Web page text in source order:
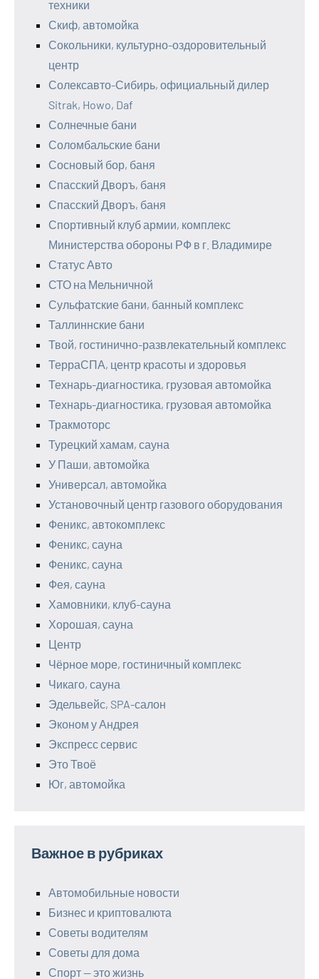
техники
Скиф, автомойка
Сокольники, культурно-оздоровительный
центр
Солексавто-Сибирь, официальный дилер
Sitrak, Howo, Daf
Солнечные бани
Соломбальские бани
Сосновый бор, баня
Спасский Дворъ, баня
Спасский Дворъ, баня
Спортивный клуб армии, комплекс
Министерства обороны РФ в г. Владимире
Статус Авто
СТО на Мельничной
Сульфатские бани, банный комплекс
Таллиннские бани
Твой, гостинично-развлекательный комплекс
ТерраСПА, центр красоты и здоровья
Технарь-диагностика, грузовая автомойка
Технарь-диагностика, грузовая автомойка
Тракмоторс
Турецкий хамам, сауна
У Паши, автомойка
Универсал, автомойка
Установочный центр газового оборудования
Феникс, автокомплекс
Феникс, сауна
Феникс, сауна
Фея, сауна
Хамовники, клуб-сауна
Хорошая, сауна
Центр
Чёрное море, гостиничный комплекс
Чикаго, сауна
Эдельвейс, SPA-салон
Эконом у Андрея
Экспресс сервис
Это Твоё
Юг, автомойка
Важное в рубриках
Автомобильные новости
Бизнес и криптовалюта
Советы водителям
Советы для дома
Спорт — это жизнь